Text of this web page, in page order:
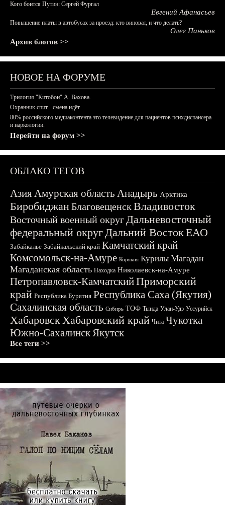
Кого боится Путин: Сергей Фургал
Евгений Афанасьев
Повышение платы в автобусах за проезд: кто виноват, и что делать?
Олег Паньков
Архив блогов >>
НОВОЕ НА ФОРУМЕ
Трилогия "Китобои" А. Вахова.
Охранник спит - смена идёт
80% российского медиаконтента это телевидение для пациентов психдиспансера
и наркологии.
Перейти на форум >>
ОБЛАКО ТЕГОВ
АзияАмурская область Анадырь Арктика
БиробиджанБлаговещенскВладивосток
Восточный военный округДальневосточный
федеральный округДальний ВостокЕАО
Забайкалье Забайкальский край Камчатский край
Комсомольск-на-Амуре Корякия Курилы Магадан
Магаданская область Находка Николаевск-на-Амуре
Петропавловск-КамчатскийПриморский
край Республика Бурятия Республика Саха (Якутия)
Сахалинская область Сибирь ТОФ Тында Улан-Удэ Уссурийск
ХабаровскХабаровский край Чита Чукотка
Южно-СахалинскЯкутск
Все теги >>